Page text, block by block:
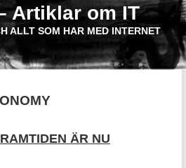
Artiklar om IT
ALLT SOM HAR MED INTERNET
ÄR NU